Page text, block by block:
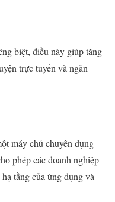
biệt, điều này giúp tăng
trực tuyến và ngăn
máy chủ chuyên dụng
phép các doanh nghiệp
tầng của ứng dụng và